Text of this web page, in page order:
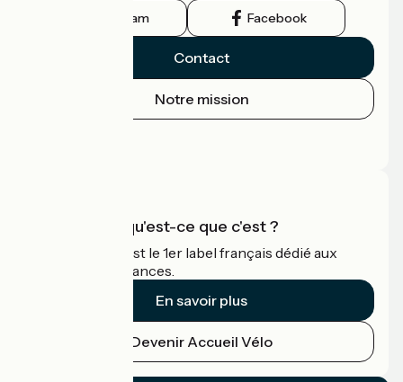
Instagram Facebook
Contact
Notre mission
Accueil Vélo qu'est-ce que c'est ?
Accueil Vélo c'est le 1er label français dédié aux
cyclistes en vacances.
En savoir plus
Devenir Accueil Vélo